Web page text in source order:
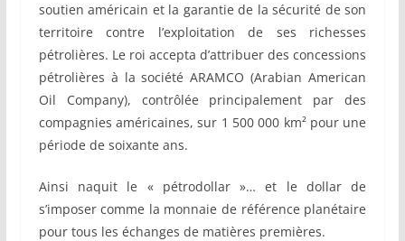
soutien américain et la garantie de la sécurité de son
territoire contre l’exploitation de ses richesses
pétrolières. Le roi accepta d’attribuer des concessions
pétrolières à la société ARAMCO (Arabian American
Oil Company), contrôlée principalement par des
compagnies américaines, sur 1 500 000 km² pour une
période de soixante ans.
Ainsi naquit le « pétrodollar »… et le dollar de
s’imposer comme la monnaie de référence planétaire
pour tous les échanges de matières premières.